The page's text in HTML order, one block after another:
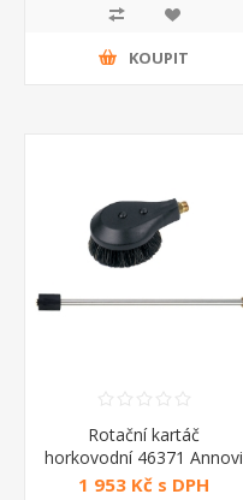
KOUPIT
Rotační kartáč
horkovodní 46371 Annovi
Reverberi
1 953 Kč s DPH